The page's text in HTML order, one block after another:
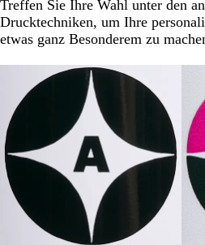
bis
3
Treffen Sie Ihre Wahl unter den
Drucktechniken, um Ihre
etwas ganz Besonderem zu